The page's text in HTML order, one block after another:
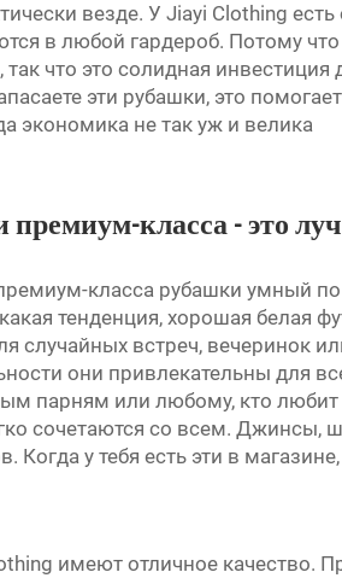
везде. У Jiayi Clothing есть
в любой гардероб. Потому
что это солидная инвестиция
эти рубашки, это
экономика не так уж и велика
класса - это
класса рубашки умный
тенденция, хорошая белая
случайных встреч, вечеринок
они привлекательны для
парням или любому, кто любит
сочетаются со всем. Джинсы,
Когда у тебя есть эти в
имеют отличное качество.